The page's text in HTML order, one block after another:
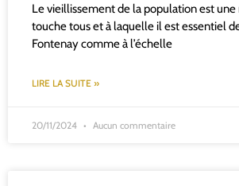
Le vieillissement de la population est
touche tous et à laquelle il est essentiel
Fontenay comme à l’échelle
LIRE LA SUITE »
20/11/2024 Aucun commentaire